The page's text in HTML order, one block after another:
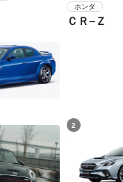
ホンダ
ＣＲ−Ｚ
2